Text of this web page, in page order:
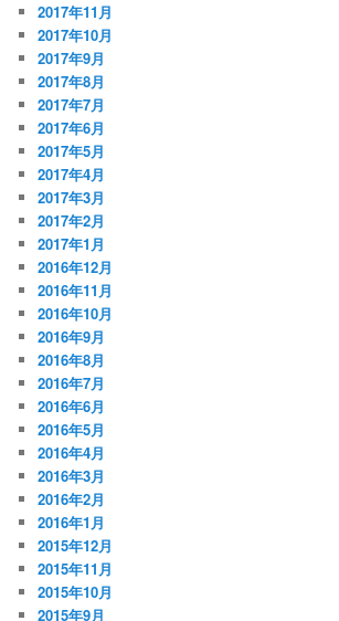
2017年11月
2017年10月
2017年9月
2017年8月
2017年7月
2017年6月
2017年5月
2017年4月
2017年3月
2017年2月
2017年1月
2016年12月
2016年11月
2016年10月
2016年9月
2016年8月
2016年7月
2016年6月
2016年5月
2016年4月
2016年3月
2016年2月
2016年1月
2015年12月
2015年11月
2015年10月
2015年9月